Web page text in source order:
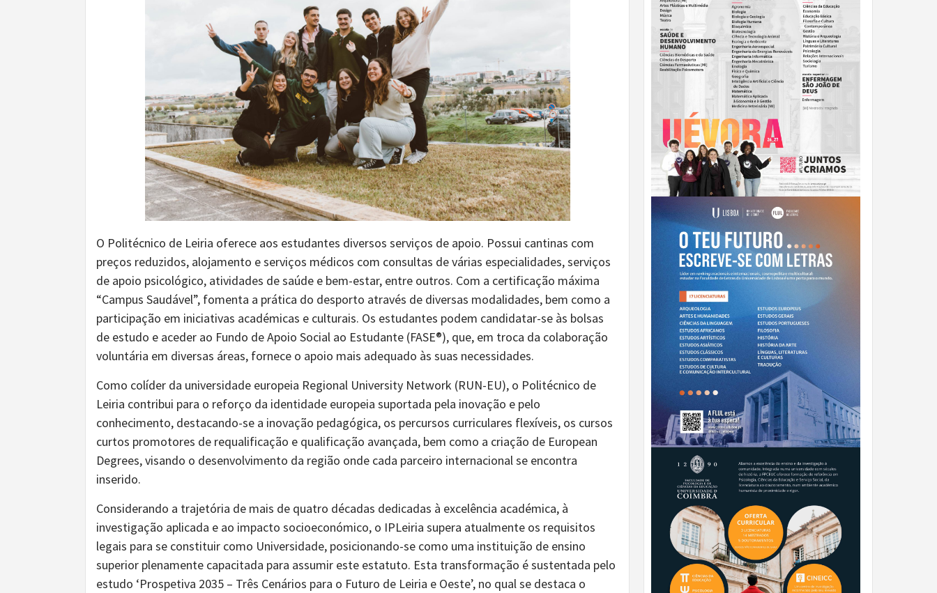
O Politécnico de Leiria oferece aos estudantes diversos serviços de apoio. Possui cantinas com
preços reduzidos, alojamento e serviços médicos com consultas de várias especialidades, serviços
de apoio psicológico, atividades de saúde e bem-estar, entre outros. Com a certificação máxima
“Campus Saudável”, fomenta a prática do desporto através de diversas modalidades, bem como a
participação em iniciativas académicas e culturais. Os estudantes podem candidatar-se às bolsas
de estudo e aceder ao Fundo de Apoio Social ao Estudante (FASE®), que, em troca da colaboração
voluntária em diversas áreas, fornece o apoio mais adequado às suas necessidades.
Como colíder da universidade europeia Regional University Network (RUN-EU), o Politécnico de
Leiria contribui para o reforço da identidade europeia suportada pela inovação e pelo
conhecimento, destacando-se a inovação pedagógica, os percursos curriculares flexíveis, os cursos
curtos promotores de requalificação e qualificação avançada, bem como a criação de European
Degrees, visando o desenvolvimento da região onde cada parceiro internacional se encontra
inserido.
Considerando a trajetória de mais de quatro décadas dedicadas à excelência académica, à
investigação aplicada e ao impacto socioeconómico, o IPLeiria supera atualmente os requisitos
legais para se constituir como Universidade, posicionando-se como uma instituição de ensino
superior plenamente capacitada para assumir este estatuto. Esta transformação é sustentada pelo
estudo ‘Prospetiva 2035 – Três Cenários para o Futuro de Leiria e Oeste’, no qual se destaca o